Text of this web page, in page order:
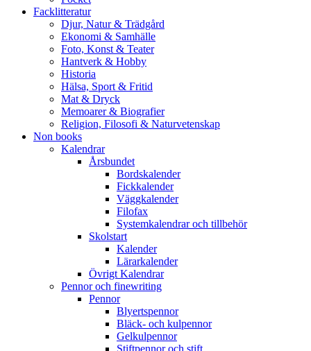
Facklitteratur
Djur, Natur & Trädgård
Ekonomi & Samhälle
Foto, Konst & Teater
Hantverk & Hobby
Historia
Hälsa, Sport & Fritid
Mat & Dryck
Memoarer & Biografier
Religion, Filosofi & Naturvetenskap
Non books
Kalendrar
Årsbundet
Bordskalender
Fickkalender
Väggkalender
Filofax
Systemkalendrar och tillbehör
Skolstart
Kalender
Lärarkalender
Övrigt Kalendrar
Pennor och finewriting
Pennor
Blyertspennor
Bläck- och kulpennor
Gelkulpennor
Stiftpennor och stift